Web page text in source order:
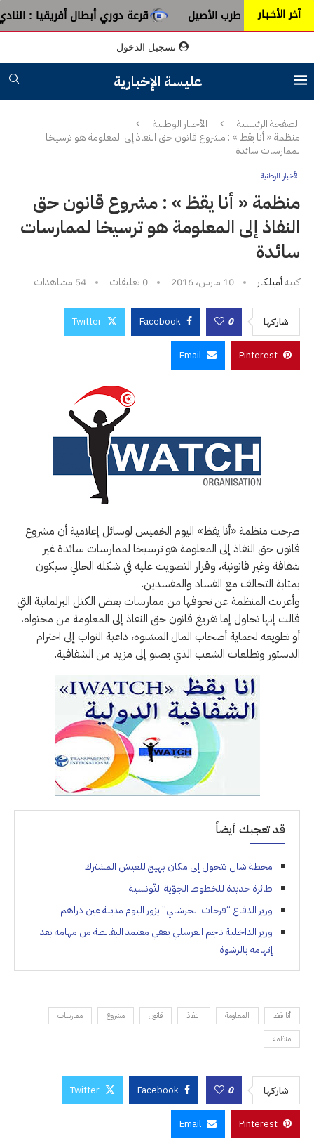
آخر الأخـبـار
عبق الطرب الأصيل قرعة دوري أبطال أفريقيا : النادي
تسجيل الدخول
عليسة الإخبارية
الصفحة الرئيسية
الأخبار الوطنية
منظمة « أنا يقظ » : مشروع قانون حق النفاذ إلى المعلومة هو ترسيخا
لممارسات سائدة
الأخبار الوطنية
منظمة « أنا يقظ » : مشروع قانون حق
النفاذ إلى المعلومة هو ترسيخا لممارسات
سائدة
كتبهأميلكار 10 مارس، 2016 0 تعليقات 54 مشاهدات
شاركها 0
Facebook
Twitter
Pinterest
Email
صرحت منظمة «أنا يقظ» اليوم الخميس لوسائل إعلامية أن مشروع
قانون حق النفاذ إلى المعلومة هو ترسيخا لممارسات سائدة غير
شفافة وغير قانونية، وقرار التصويت عليه في شكله الحالي سيكون
بمثابة التحالف مع الفساد والمفسدين.
وأعربت المنظمة عن تخوفها من ممارسات بعض الكتل البرلمانية التي
قالت إنها تحاول إما تفريغ قانون حق النفاذ إلى المعلومة من محتواه،
أو تطويعه لحماية أصحاب المال المشبوه، داعية النواب إلى احترام
الدستور وتطلعات الشعب الذي يصبو إلى مزيد من الشفافية.
قد تعجبك أيضاً
محطة شال تتحول إلى مكان بهيج للعيش المشترك
طائرة جديدة للخطوط الجوّية التّونسية
وزير الدفاع “فرحات الحرشاني” يزور اليوم مدينة عين دراهم
وزير الداخلية ناجم الغرسلي يعفي معتمد البقالطة من مهامه بعد
إتهامه بالرشوة
أنا يقظ المعلومة النفاذ قانون مشروع
ممارسات
منظمة
شاركها 0
Facebook
Twitter
Pinterest
Email